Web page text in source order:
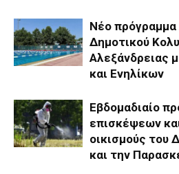
Νέο πρόγραμμα
Δημοτικού
Αλεξάνδρειας
και Ενηλίκων
Eβδομαδιαίo
επισκέψεων
οικισμούς του
και την